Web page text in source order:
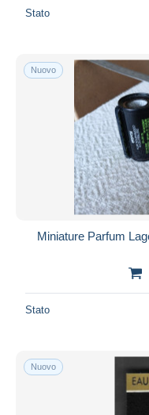
Stato
Nuovo
Miniature Parfum
Stato
Nuovo